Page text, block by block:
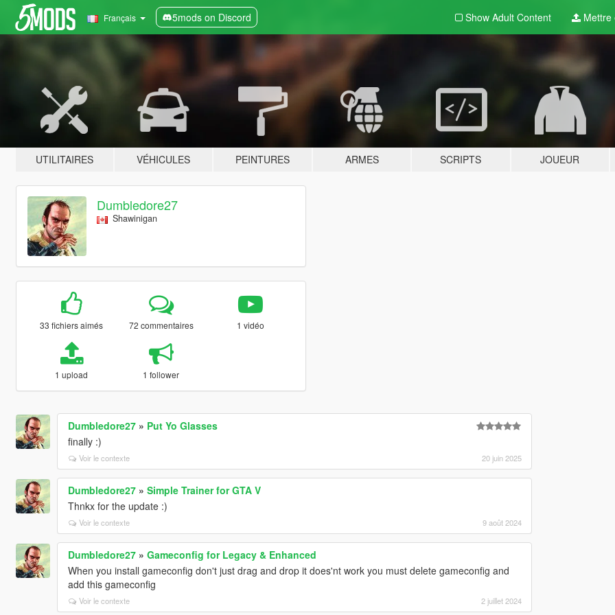
Français 5mods on Discord Show Adult Content Mettre
UTILITAIRES VÉHICULES PEINTURES ARMES SCRIPTS JOUEUR
Dumbledore27
Shawinigan
33 fichiers aimés 72 commentaires 1 vidéo
1 upload 1 follower
Dumbledore27» Put Yo Glasses
finally :)
Voir le contexte 20 juin 2025
Dumbledore27» Simple Trainer for GTA V
Thnkx for the update :)
Voir le contexte 9 août 2024
Dumbledore27» Gameconfig for Legacy & Enhanced
When you install gameconfig don't just drag and drop it does'nt work you must delete gameconfig and
add this gameconfig
Voir le contexte 2 juillet 2024